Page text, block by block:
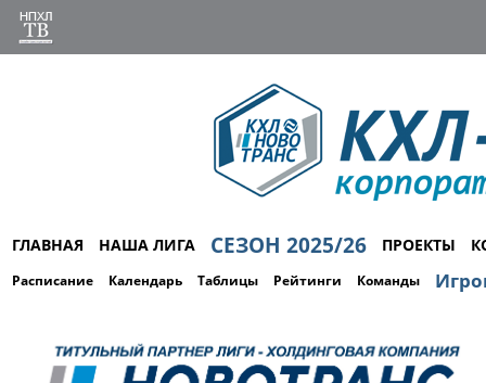
ГЛАВНАЯ НАША ЛИГА СЕЗОН 2025/26 ПРОЕКТЫ
Расписание Календарь Таблицы Рейтинги Команды